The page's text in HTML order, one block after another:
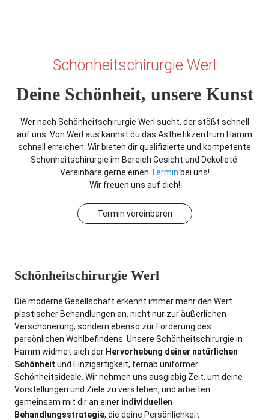
Schönheitschirurgie Werl
Deine Schönheit, unsere Kunst
Wer nach Schönheitschirurgie Werl sucht, der stößt schnell
auf uns. Von Werl aus kannst du das Ästhetikzentrum Hamm
schnell erreichen. Wir bieten dir qualifizierte und kompetente
Schönheitschirurgie im Bereich Gesicht und Dekolleté.
Vereinbare gerne einen Termin bei uns!
Wir freuen uns auf dich!
Termin vereinbaren
Schönheitschirurgie Werl
Die moderne Gesellschaft erkennt immer mehr den Wert
plastischer Behandlungen an, nicht nur zur äußerlichen
Verschönerung, sondern ebenso zur Förderung des
persönlichen Wohlbefindens. Unsere Schönheitschirurgie in
Hamm widmet sich der Hervorhebung deiner natürlichen
Schönheit und Einzigartigkeit, fernab uniformer
Schönheitsideale. Wir nehmen uns ausgiebig Zeit, um deine
Vorstellungen und Ziele zu verstehen, und arbeiten
gemeinsam mit dir an einer individuellen
Behandlungsstrategie, die deine Persönlichkeit